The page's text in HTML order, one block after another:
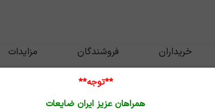
خریداران فروشندگان مزایدات
**توجه**
همراهان عزیز ایران ضایعات